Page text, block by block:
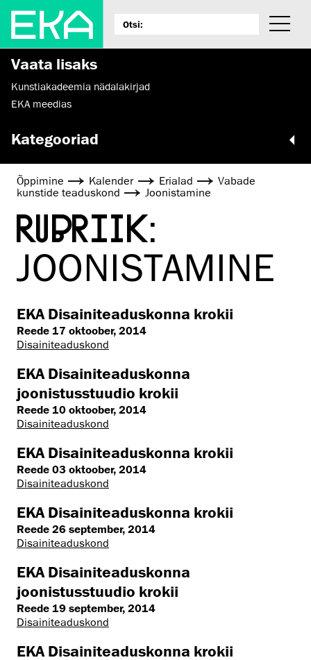
Vaata lisaks
Kunstiakadeemia nädalakirjad
EKA meedias
Kategooriad
Õppimine Kalender Erialad
Vabade
kunstide teaduskond
Joonistamine
RUBRIIK:
JOONISTAMINE
EKA Disainiteaduskonna krokii
Reede 17 oktoober, 2014
Disaini­­teaduskond
EKA Disainiteaduskonna
joonistusstuudio krokii
Reede 10 oktoober, 2014
Disaini­­teaduskond
EKA Disainiteaduskonna krokii
Reede 03 oktoober, 2014
Disaini­­teaduskond
EKA Disainiteaduskonna krokii
Reede 26 september, 2014
Disaini­­teaduskond
EKA Disainiteaduskonna
joonistusstuudio krokii
Reede 19 september, 2014
Disaini­­teaduskond
EKA Disainiteaduskonna krokii